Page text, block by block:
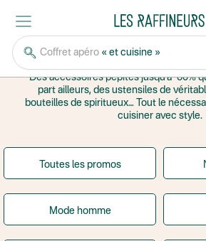
Coffret apéro « et cuisine »
CUISINE &
Soldes d'été cuisine et apéro
Des accessoires pépites jusqu'à -60%
part ailleurs, des ustensiles de
bouteilles de spiritueux… Tout le
cuisiner avec style.
Toutes les promos
Mode homme